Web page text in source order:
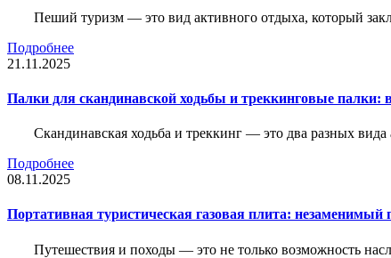
Пеший туризм — это вид активного отдыха, который
Подробнее
21.11.2025
Палки для скандинавской ходьбы и треккинговые палки:
Скандинавская ходьба и треккинг — это два разных
Подробнее
08.11.2025
Портативная туристическая газовая плита:
Путешествия и походы — это не только возможность